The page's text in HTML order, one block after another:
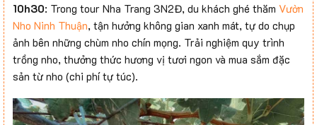
10h30: Trong tour Nha Trang 3N2Đ, du khách ghé thăm Vườn
Nho Ninh Thuận, tận hưởng không gian xanh mát, tự do chụp
ảnh bên những chùm nho chín mọng. Trải nghiệm quy trình
trồng nho, thưởng thức hương vị tươi ngon và mua sắm đặc
sản từ nho (chi phí tự túc).